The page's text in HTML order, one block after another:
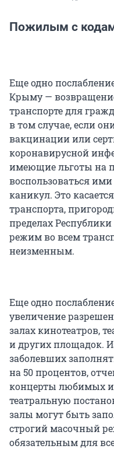
Пожилым с
Еще одно
Крыму —
транспорте для
в том случае, если
вакцинации или
коронавирусной
имеющие льготы на
воспользоваться
каникул. Это
транспорта,
пределах
режим во всем
неизменным.
Еще одно
увеличение
залах кинотеатров,
и других площадок.
заболевших
на 50 процентов,
концерты любимых
театральную
залы могут быть
строгий масочный
обязательным для